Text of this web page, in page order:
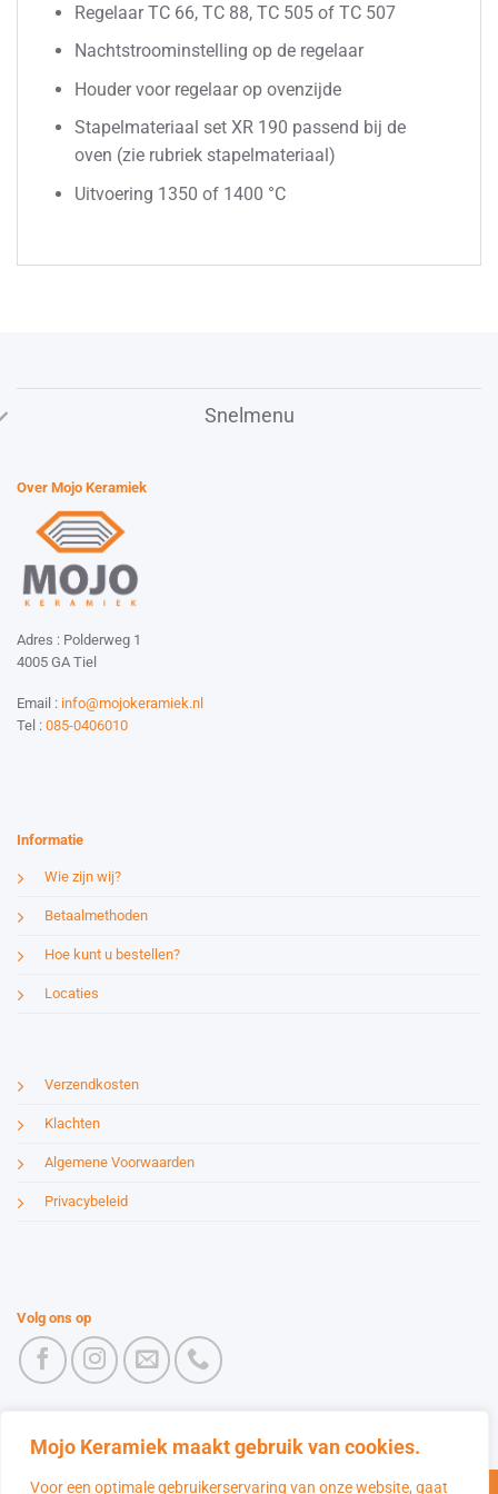
Mojo Keramiek maakt gebruik van cookies.
Voor een optimale gebruikerservaring van onze website, gaat
Regelaar TC 66, TC 88, TC 505 of TC 507
Nachtstroominstelling op de regelaar
Houder voor regelaar op ovenzijde
Stapelmateriaal set XR 190 passend bij de
oven (zie rubriek stapelmateriaal)
Uitvoering 1350 of 1400 °C
Snelmenu
Over Mojo Keramiek
Adres : Polderweg 1
4005 GA Tiel
Email : info@mojokeramiek.nl
Tel : 085-0406010
Informatie
Wie zijn wij?
Betaalmethoden
Hoe kunt u bestellen?
Locaties
Verzendkosten
Klachten
Algemene Voorwaarden
Privacybeleid
Volg ons op